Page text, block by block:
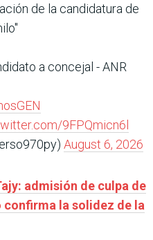
de la candidatura de
a concejal - ANR
9FPQmicn6l
August 6, 2026
admisión de culpa de
la solidez de la